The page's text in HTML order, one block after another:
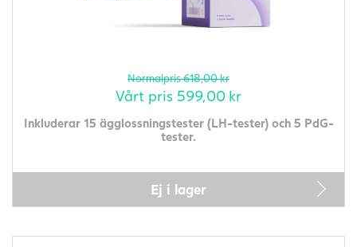
Normalpris618,00kr
Vårt pris 599,00 kr
Inkluderar 15 ägglossningstester (LH-tester) och 5 PdG-
tester.
Ej i lager